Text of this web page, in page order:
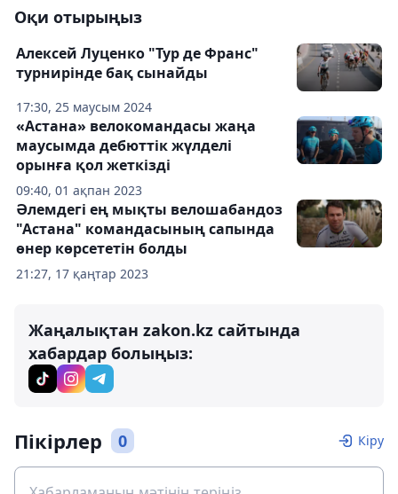
Оқи отырыңыз
17:30, 25 маусым 2024
Алексей Луценко "Тур де Франс"
турнирінде бақ сынайды
09:40, 01 ақпан 2023
«Астана» велокомандасы жаңа
маусымда дебюттік жүлделі
орынға қол жеткізді
21:27, 17 қаңтар 2023
Әлемдегі ең мықты велошабандоз
"Астана" командасының сапында
өнер көрсететін болды
Жаңалықтан zakon.kz сайтында
хабардар болыңыз:
Пікірлер 0 Кіру